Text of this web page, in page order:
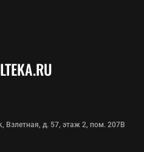
Взлетная, д. 57, этаж 2, пом. 207В